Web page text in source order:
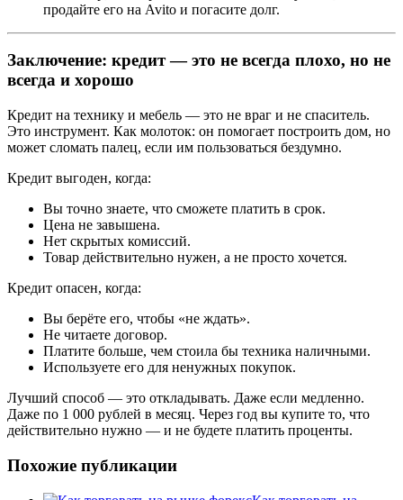
продайте его на Avito и погасите долг.
Заключение: кредит — это не всегда плохо, но не
всегда и хорошо
Кредит на технику и мебель — это не враг и не спаситель.
Это инструмент. Как молоток: он помогает построить дом, но
может сломать палец, если им пользоваться бездумно.
Кредит выгоден, когда:
Вы точно знаете, что сможете платить в срок.
Цена не завышена.
Нет скрытых комиссий.
Товар действительно нужен, а не просто хочется.
Кредит опасен, когда:
Вы берёте его, чтобы «не ждать».
Не читаете договор.
Платите больше, чем стоила бы техника наличными.
Используете его для ненужных покупок.
Лучший способ — это откладывать. Даже если медленно.
Даже по 1 000 рублей в месяц. Через год вы купите то, что
действительно нужно — и не будете платить проценты.
Похожие публикации